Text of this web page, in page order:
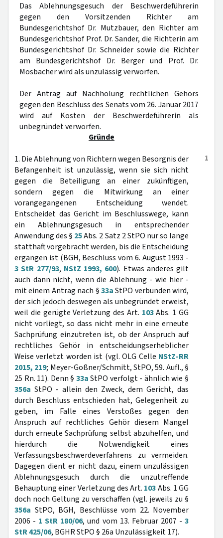
Das Ablehnungsgesuch der Beschwerdeführerin
gegen den Vorsitzenden Richter am
Bundesgerichtshof Dr. Mutzbauer, den Richter am
Bundesgerichtshof Prof. Dr. Sander, die Richterin am
Bundesgerichtshof Dr. Schneider sowie die Richter
am Bundesgerichtshof Dr. Berger und Prof. Dr.
Mosbacher wird als unzulässig verworfen.
Der Antrag auf Nachholung rechtlichen Gehörs
gegen den Beschluss des Senats vom 26. Januar 2017
wird auf Kosten der Beschwerdeführerin als
unbegründet verworfen.
Gründe
1
1. Die Ablehnung von Richtern wegen Besorgnis der
Befangenheit ist unzulässig, wenn sie sich nicht
gegen die Beteiligung an einer zukünftigen,
sondern gegen die Mitwirkung an einer
vorangegangenen Entscheidung wendet.
Entscheidet das Gericht im Beschlusswege, kann
ein Ablehnungsgesuch in entsprechender
Anwendung des § 25Abs. 2 Satz 2 StPO nur so lange
statthaft vorgebracht werden, bis die Entscheidung
ergangen ist (BGH, Beschluss vom 6. August 1993 -
3 StR 277/93, NStZ 1993, 600). Etwas anderes gilt
auch dann nicht, wenn die Ablehnung - wie hier -
mit einem Antrag nach §33aStPO verbunden wird,
der sich jedoch deswegen als unbegründet erweist,
weil die gerügte Verletzung des Art. 103Abs. 1 GG
nicht vorliegt, so dass nicht mehr in eine erneute
Sachprüfung einzutreten ist, ob der Anspruch auf
rechtliches Gehör in entscheidungserheblicher
Weise verletzt worden ist (vgl. OLG Celle NStZ-RR
2015, 219; Meyer-Goßner/Schmitt, StPO, 59. Aufl., §
25 Rn. 11). Denn § 33aStPO verfolgt - ähnlich wie §
356a StPO - allein den Zweck, dem Gericht, das
durch Beschluss entschieden hat, Gelegenheit zu
geben, im Falle eines Verstoßes gegen den
Anspruch auf rechtliches Gehör diesem Mangel
durch erneute Sachprüfung selbst abzuhelfen, und
hierdurch die Notwendigkeit eines
Verfassungsbeschwerdeverfahrens zu vermeiden.
Dagegen dient er nicht dazu, einem unzulässigen
Ablehnungsgesuch durch die unzutreffende
Behauptung einer Verletzung des Art. 103Abs. 1 GG
doch noch Geltung zu verschaffen (vgl. jeweils zu §
356a StPO, BGH, Beschlüsse vom 22. November
2006 - 1 StR 180/06, und vom 13. Februar 2007 -3
StR 425/06, BGHR StPO § 26a Unzulässigkeit 17).